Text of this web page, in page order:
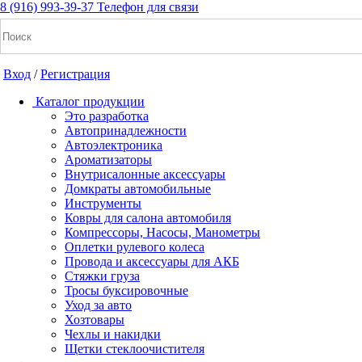
8 (916) 993-39-37 Телефон для связи
Вход /Регистрация
Каталог продукции
Это разработка
Автопринадлежности
Автоэлектроника
Ароматизаторы
Внутрисалонные аксессуары
Домкраты автомобильные
Инструменты
Ковры для салона автомобиля
Компрессоры, Насосы, Манометры
Оплетки рулевого колеса
Провода и аксессуары для АКБ
Стяжки груза
Тросы буксировочные
Уход за авто
Хозтовары
Чехлы и накидки
Щетки стеклоочистителя
+7(916) 993-39-37
Заказать звонок
Notice: Undefined index: cart_total in /home/a/a2dm2020/
cache/apps/shop/templates/compiled/shop_ru_RU/ad/3d/07/
/home/a/a2dm2020/a2dm.ru/public_html/wa-cache/apps/shop/
Вход/Регистрация
Каталог продукции
Это разработка